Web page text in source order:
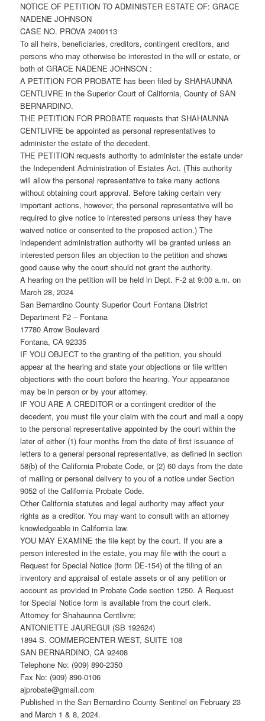
NOTICE OF PETITION TO ADMINISTER ESTATE OF: GRACE
NADENE JOHNSON
CASE NO. PROVA 2400113
To all heirs, beneficiaries, creditors, contingent creditors, and
persons who may otherwise be interested in the will or estate, or
both of GRACE NADENE JOHNSON :
A PETITION FOR PROBATE has been filed by SHAHAUNNA
CENTLIVRE in the Superior Court of California, County of SAN
BERNARDINO.
THE PETITION FOR PROBATE requests that SHAHAUNNA
CENTLIVRE be appointed as personal representatives to
administer the estate of the decedent.
THE PETITION requests authority to administer the estate under
the Independent Administration of Estates Act. (This authority
will allow the personal representative to take many actions
without obtaining court approval. Before taking certain very
important actions, however, the personal representative will be
required to give notice to interested persons unless they have
waived notice or consented to the proposed action.) The
independent administration authority will be granted unless an
interested person files an objection to the petition and shows
good cause why the court should not grant the authority.
A hearing on the petition will be held in Dept. F-2 at 9:00 a.m. on
March 28, 2024
San Bernardino County Superior Court Fontana District
Department F2 – Fontana
17780 Arrow Boulevard
Fontana, CA 92335
IF YOU OBJECT to the granting of the petition, you should
appear at the hearing and state your objections or file written
objections with the court before the hearing. Your appearance
may be in person or by your attorney.
IF YOU ARE A CREDITOR or a contingent creditor of the
decedent, you must file your claim with the court and mail a copy
to the personal representative appointed by the court within the
later of either (1) four months from the date of first issuance of
letters to a general personal representative, as defined in section
58(b) of the California Probate Code, or (2) 60 days from the date
of mailing or personal delivery to you of a notice under Section
9052 of the California Probate Code.
Other California statutes and legal authority may affect your
rights as a creditor. You may want to consult with an attorney
knowledgeable in California law.
YOU MAY EXAMINE the file kept by the court. If you are a
person interested in the estate, you may file with the court a
Request for Special Notice (form DE-154) of the filing of an
inventory and appraisal of estate assets or of any petition or
account as provided in Probate Code section 1250. A Request
for Special Notice form is available from the court clerk.
Attorney for Shahaunna Centlivre:
ANTONIETTE JAUREGUI (SB 192624)
1894 S. COMMERCENTER WEST, SUITE 108
SAN BERNARDINO, CA 92408
Telephone No: (909) 890-2350
Fax No: (909) 890-0106
ajprobate@gmail.com
Published in the San Bernardino County Sentinel on February 23
and March 1 & 8, 2024.